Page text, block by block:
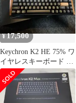
¥17,500
Keychron K2 HE 75% ワ
イヤレスキーボード 本
体【付属品&箱有】